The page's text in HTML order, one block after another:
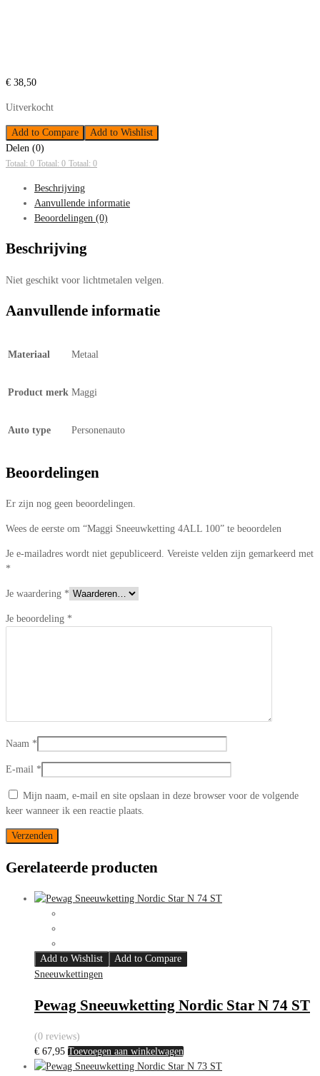
€ 38,50
Uitverkocht
Add to Compare
Add to Wishlist
Delen (0)
Totaal: 0 Totaal: 0 Totaal: 0
Beschrijving
Aanvullende informatie
Beoordelingen (0)
Beschrijving
Niet geschikt voor lichtmetalen velgen.
Aanvullende informatie
Materiaal Metaal
Product merk Maggi
Auto type Personenauto
Beoordelingen
Er zijn nog geen beoordelingen.
Wees de eerste om “Maggi Sneeuwketting 4ALL 100” te beoordelen
Je e-mailadres wordt niet gepubliceerd. Vereiste velden zijn gemarkeerd met
*
Je waardering *
Je beoordeling *
Naam *
E-mail *
Mijn naam, e-mail en site opslaan in deze browser voor de volgende
keer wanneer ik een reactie plaats.
Gerelateerde producten
Add to Wishlist
Add to Compare
Sneeuwkettingen
Pewag Sneeuwketting Nordic Star N 74 ST
(0 reviews)
€ 67,95 Toevoegen aan winkelwagen